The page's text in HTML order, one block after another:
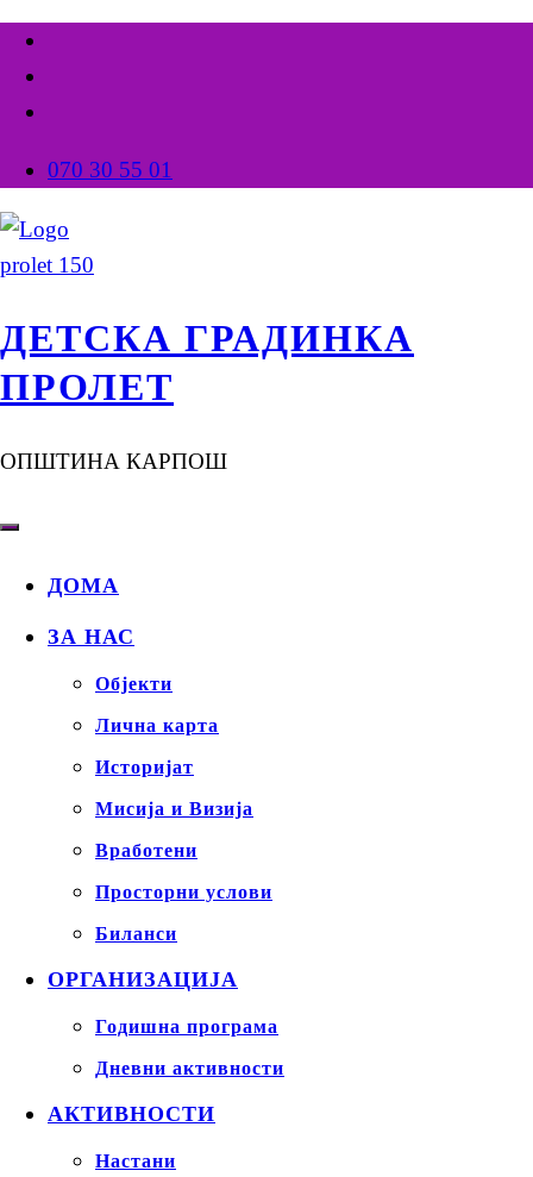
070 30 55 01
ДЕТСКА ГРАДИНКА
ПРОЛЕТ
ОПШТИНА КАРПОШ
ДОМА
ЗА НАС
Објекти
Лична карта
Историјат
Мисија и Визија
Вработени
Просторни услови
Биланси
ОРГАНИЗАЦИЈА
Годишна програма
Дневни активности
АКТИВНОСТИ
Настани